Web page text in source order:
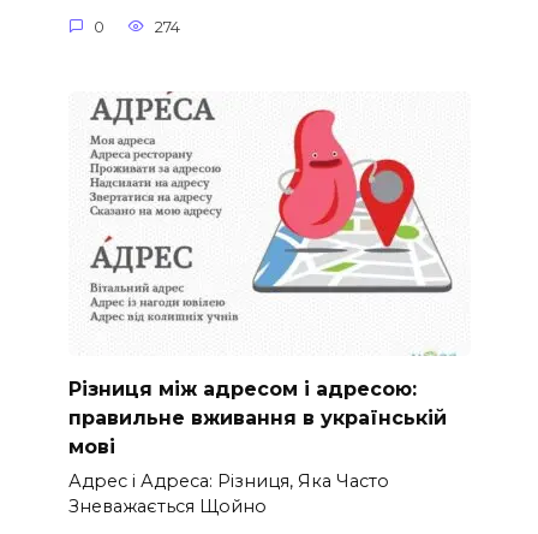
0 274
Різниця між адресом і адресою:
правильне вживання в українській
мові
Адрес і Адреса: Різниця, Яка Часто
Зневажається Щойно